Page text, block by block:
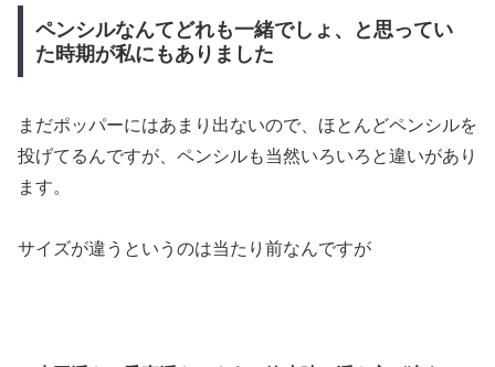
ペンシルなんてどれも一緒でしょ、と思ってい
た時期が私にもありました
まだポッパーにはあまり出ないので、ほとんどペンシルを
投げてるんですが、ペンシルも当然いろいろと違いがあり
ます。
サイズが違うというのは当たり前なんですが